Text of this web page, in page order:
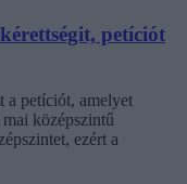
petíciót
a petíciót, amelyet
középszintű
ezért a